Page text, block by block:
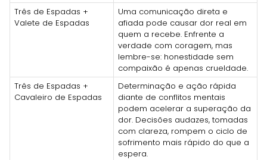
Três de Espadas +
Valete de Espadas
Uma comunicação direta e
afiada pode causar dor real em
quem a recebe. Enfrente a
verdade com coragem, mas
lembre-se: honestidade sem
compaixão é apenas crueldade.
Três de Espadas +
Cavaleiro de Espadas
Determinação e ação rápida
diante de conflitos mentais
podem acelerar a superação da
dor. Decisões audazes, tomadas
com clareza, rompem o ciclo de
sofrimento mais rápido do que a
espera.